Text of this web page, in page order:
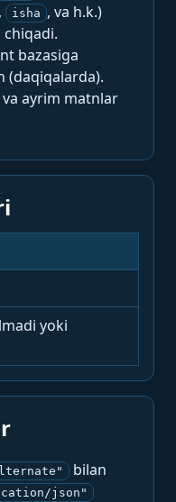
, isha , va h.k.)
chiqadi.
bazasiga
(daqiqalarda).
va ayrim matnlar
yoki
bilan
json"